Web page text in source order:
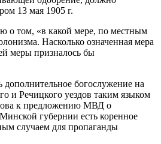
13 мая 1905 г.
о том, «в какой мере, по местным
Насколько означенная мера
меры призналось бы
богослужение на
и Речицкого уездов таким языком
к предложению МВД о
губернии есть коренное
случаем для пропаганды